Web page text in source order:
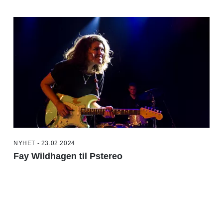
NYHET - 23.02.2024
Fay Wildhagen til Pstereo